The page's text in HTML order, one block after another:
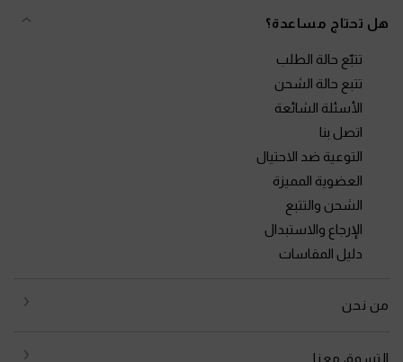
هل تحتاج مساعدة؟
تتبّع حالة الطلب
تتبع حالة الشحن
الأسئلة الشائعة
اتصل بنا
التوعية ضد الاحتيال
العضوية المميزة
الشحن والتتبع
الإرجاع والاستبدال
دليل المقاسات
من نحن
التسوق معنا